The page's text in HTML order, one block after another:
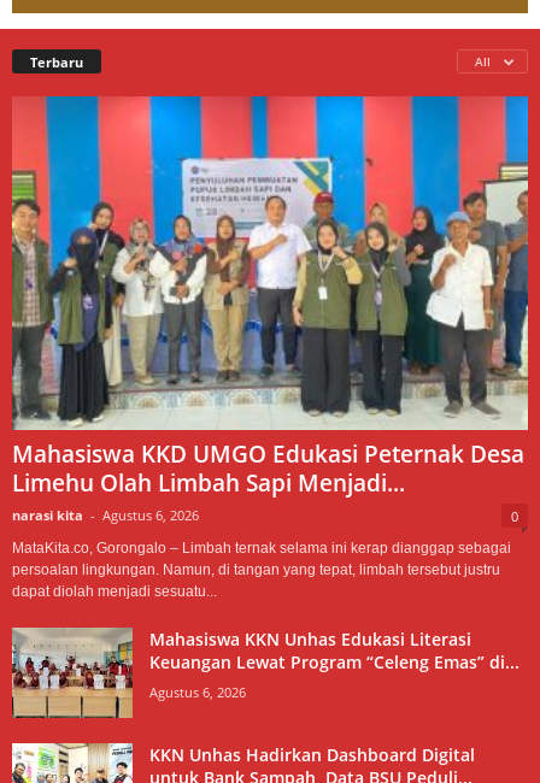
Terbaru All
Mahasiswa KKD UMGO Edukasi Peternak Desa
Limehu Olah Limbah Sapi Menjadi...
narasi kita - Agustus 6, 2026 0
MataKita.co, Gorongalo – Limbah ternak selama ini kerap dianggap sebagai
persoalan lingkungan. Namun, di tangan yang tepat, limbah tersebut justru
dapat diolah menjadi sesuatu...
Mahasiswa KKN Unhas Edukasi Literasi
Keuangan Lewat Program “Celeng Emas” di...
Agustus 6, 2026
KKN Unhas Hadirkan Dashboard Digital
untuk Bank Sampah, Data BSU Peduli...